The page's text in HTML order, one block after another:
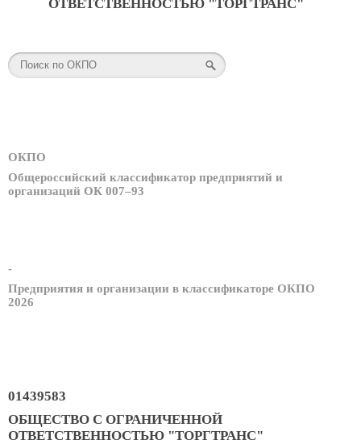
ОТВЕТСТВЕННОСТЬЮ "ТОРГТРАНС"
ОКПО
Общероссийский классификатор предприятий и
организаций ОК 007–93
-
Предприятия и организации в классификаторе ОКПО
2026
01439583
ОБЩЕСТВО С ОГРАНИЧЕННОЙ
ОТВЕТСТВЕННОСТЬЮ "ТОРГТРАНС"